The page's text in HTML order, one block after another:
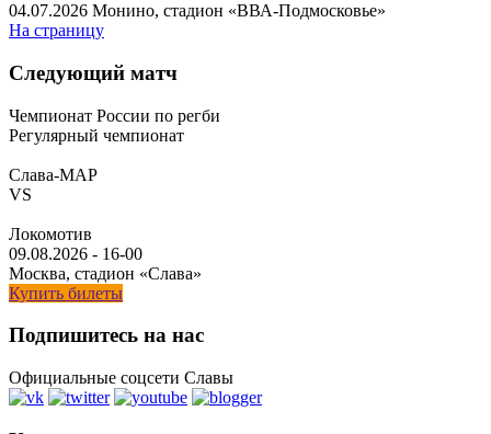
04.07.2026 Монино, стадион «ВВА-Подмосковье»
На страницу
Следующий матч
Чемпионат России по регби
Регулярный чемпионат
Слава-МАР
VS
Локомотив
09.08.2026 - 16-00
Москва, стадион «Слава»
Купить билеты
Подпишитесь на нас
Официальные соцсети Славы